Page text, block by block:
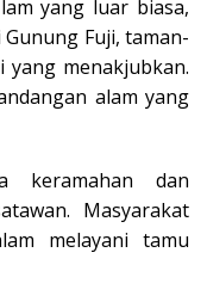
yang luar biasa,
Fuji, taman-
yang menakjubkan.
alam yang
keramahan dan
Masyarakat
melayani tamu